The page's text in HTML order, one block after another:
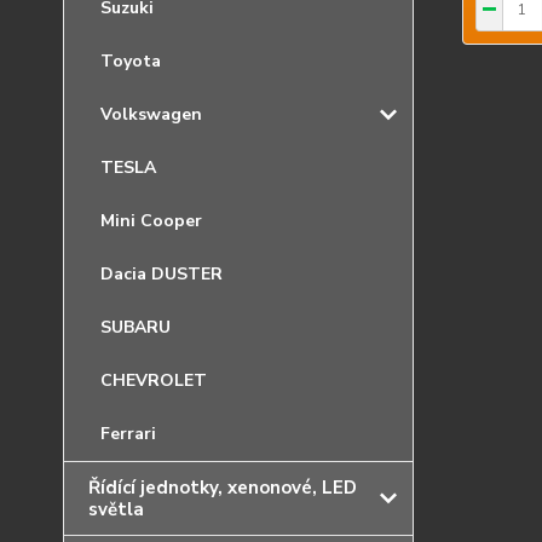
Suzuki
Toyota
Volkswagen
TESLA
Mini Cooper
Dacia DUSTER
SUBARU
CHEVROLET
Ferrari
Řídící jednotky, xenonové, LED
světla